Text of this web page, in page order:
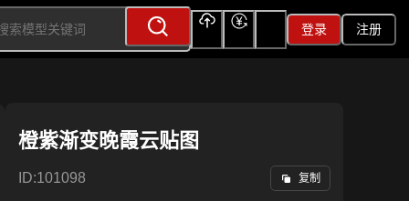
登录 注册
橙紫渐变晚霞云贴图
ID:101098 复制